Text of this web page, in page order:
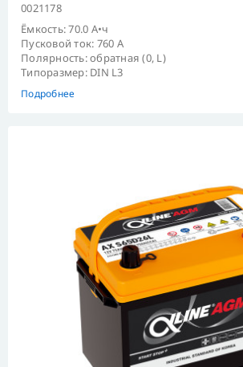
0021178
Ёмкость: 70.0 А•ч
Пусковой ток: 760 А
Полярность: обратная (0, L)
Типоразмер: DIN L3
Подробнее